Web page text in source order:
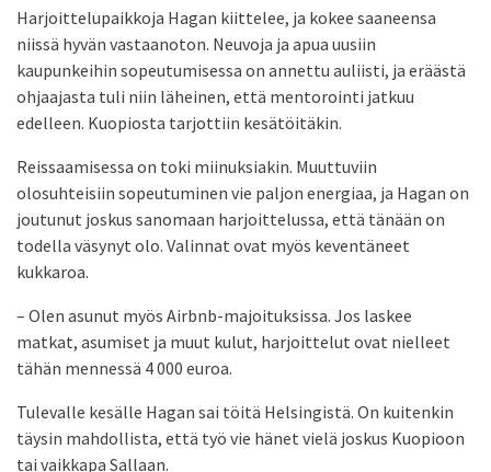
Harjoittelupaikkoja Hagan kiittelee, ja kokee saaneensa
niissä hyvän vastaanoton. Neuvoja ja apua uusiin
kaupunkeihin sopeutumisessa on annettu auliisti, ja eräästä
ohjaajasta tuli niin läheinen, että mentorointi jatkuu
edelleen. Kuopiosta tarjottiin kesätöitäkin.
Reissaamisessa on toki miinuksiakin. Muuttuviin
olosuhteisiin sopeutuminen vie paljon energiaa, ja Hagan on
joutunut joskus sanomaan harjoittelussa, että tänään on
todella väsynyt olo. Valinnat ovat myös keventäneet
kukkaroa.
– Olen asunut myös Airbnb-majoituksissa. Jos laskee
matkat, asumiset ja muut kulut, harjoittelut ovat nielleet
tähän mennessä 4 000 euroa.
Tulevalle kesälle Hagan sai töitä Helsingistä. On kuitenkin
täysin mahdollista, että työ vie hänet vielä joskus Kuopioon
tai vaikkapa Sallaan.